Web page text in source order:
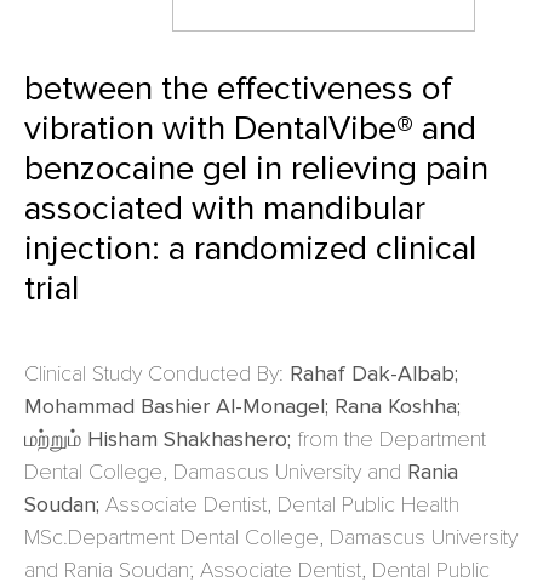
between the effectiveness of
vibration with DentalVibe® and
benzocaine gel in relieving pain
associated with mandibular
injection: a randomized clinical
trial
Clinical Study Conducted By: Rahaf Dak-Albab;
Mohammad Bashier Al-Monagel; Rana Koshha;
மற்றும் Hisham Shakhashero; from the Department
Dental College, Damascus University and Rania
Soudan; Associate Dentist, Dental Public Health
MSc.Department Dental College, Damascus University
and Rania Soudan; Associate Dentist, Dental Public